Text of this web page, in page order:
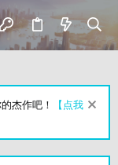
杰作吧！
【点我